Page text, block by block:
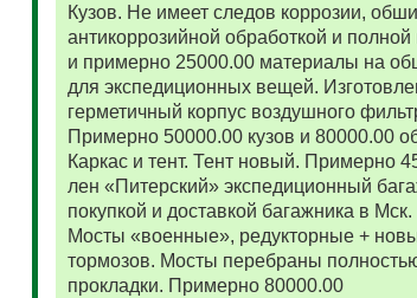
Кузов. Не имеет следов коррозии,
антикоррозийной обработкой и
и примерно 25000.00 материалы на
для экспедиционных вещей.
герметичный корпус воздушного
Примерно 50000.00 кузов и 80000.00
Каркас и тент. Тент новый. Примерно
лен «Питерский» экспедиционный
покупкой и доставкой багажника в Мск.
Мосты «военные», редукторные +
тормозов. Мосты перебраны
прокладки. Примерно 80000.00